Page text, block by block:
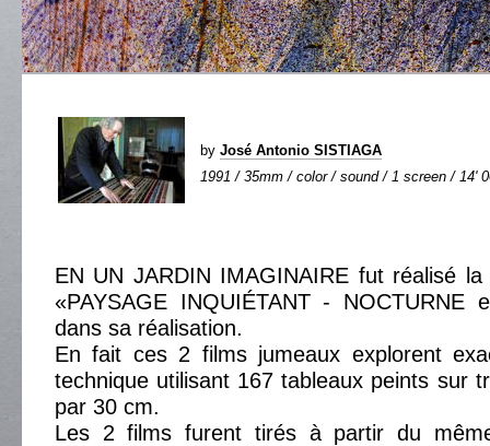
by José Antonio SISTIAGA
1991 / 35mm / color / sound / 1 screen / 14'
EN UN JARDIN IMAGINAIRE fut réalisé
«PAYSAGE INQUIÉTANT - NOCTURNE
dans sa réalisation.
En fait ces 2 films jumeaux explorent
technique utilisant 167 tableaux peints sur
par 30 cm.
Les 2 films furent tirés à partir du